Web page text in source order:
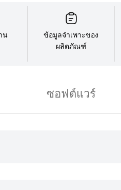
น
ข้อมูลจำเพาะของ
ผลิตภัณฑ์
ซอฟต์แวร์